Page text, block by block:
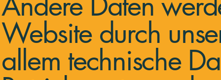
Website durch
allem technische